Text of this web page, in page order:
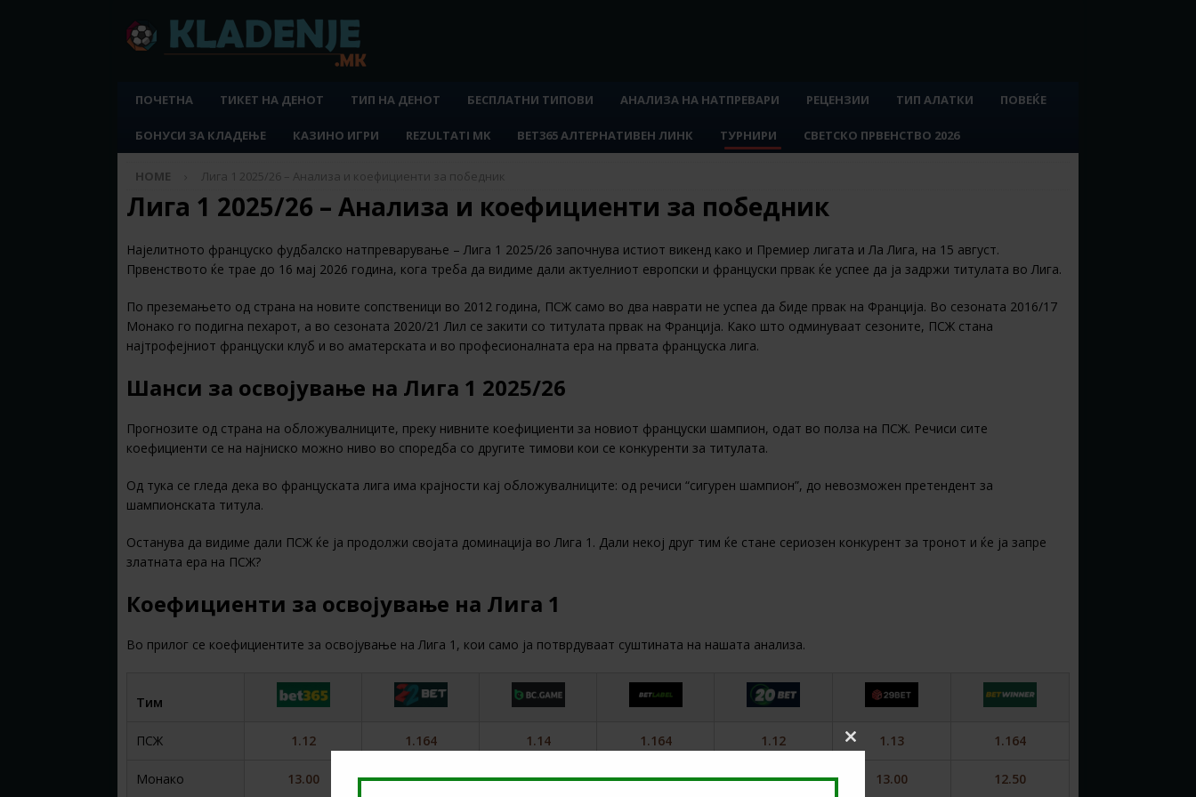
ПОЧЕТНА ТИКЕТ НА ДЕНОТ ТИП НА ДЕНОТ БЕСПЛАТНИ ТИПОВИ АНАЛИЗА НА НАТПРЕВАРИ РЕЦЕНЗИИ ТИП АЛАТКИ ПОВЕЌЕ
БОНУСИ ЗА КЛАДЕЊЕ КАЗИНО ИГРИ REZULTATI MK BET365 АЛТЕРНАТИВЕН ЛИНК ТУРНИРИ СВЕТСКО ПРВЕНСТВО 2026
HOME Лига 1 2025/26 – Анализа и коефициенти за победник
Лига 1 2025/26 – Анализа и коефициенти за победник
Најелитното француско фудбалско натпреварување – Лига 1 2025/26 започнува истиот викенд како и Премиер лигата и Ла Лига, на 15 август.
Првенството ќе трае до 16 мај 2026 година, кога треба да видиме дали актуелниот европски и француски првак ќе успее да ја задржи титулата во Лига.
По преземањето од страна на новите сопственици во 2012 година, ПСЖ само во два наврати не успеа да биде првак на Франција. Во сезоната 2016/17
Монако го подигна пехарот, а во сезоната 2020/21 Лил се закити со титулата првак на Франција. Како што одминуваат сезоните, ПСЖ стана
најтрофејниот француски клуб и во аматерската и во професионалната ера на првата француска лига.
Шанси за освојување на Лига 1 2025/26
Прогнозите од страна на обложувалниците, преку нивните коефициенти за новиот француски шампион, одат во полза на ПСЖ. Речиси сите
коефициенти се на најниско можно ниво во споредба со другите тимови кои се конкуренти за титулата.
Од тука се гледа дека во француската лига има крајности кај обложувалниците: од речиси “сигурен шампион”, до невозможен претендент за
шампионската титула.
Останува да видиме дали ПСЖ ќе ја продолжи својата доминација во Лига 1. Дали некој друг тим ќе стане сериозен конкурент за тронот и ќе ја запре
златната ера на ПСЖ?
Коефициенти за освојување на Лига 1
Во прилог се коефициентите за освојување на Лига 1, кои само ја потврдуваат суштината на нашата анализа.
Тим
ПСЖ 1.12 1.164 1.14 1.164 1.12 1.13 1.164
Монако 13.00 12.50 12.00 12.50 12.84 13.00 12.50
Close
module